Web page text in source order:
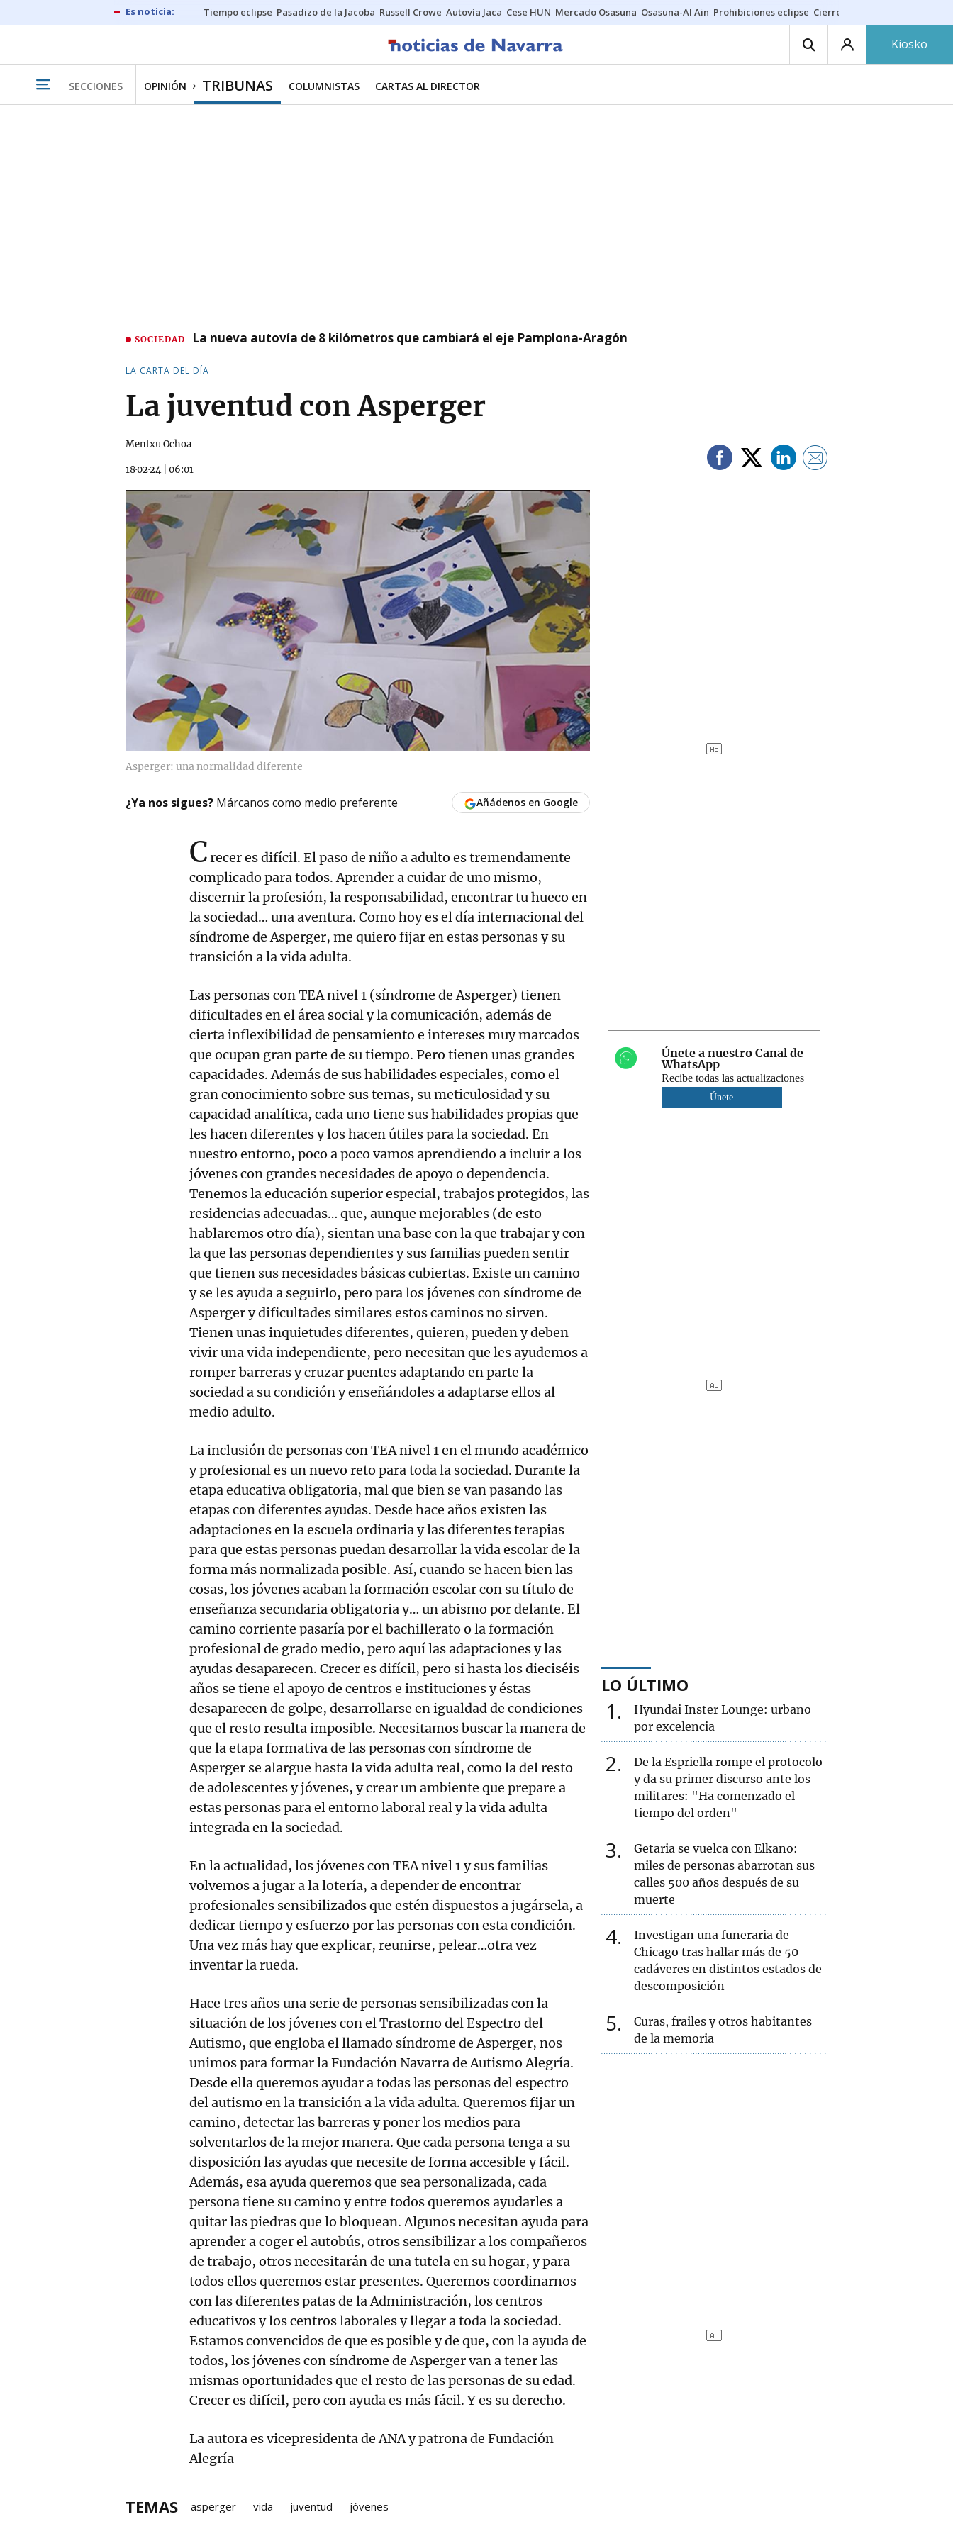
Tiempo eclipse Pasadizo de la Jacoba Russell Crowe Autovía Jaca Cese HUN Mercado Osasuna Osasuna-Al Ain Prohibiciones eclipse Cierre cosmética
Kiosko
SECCIONES OPINIÓN TRIBUNAS COLUMNISTAS CARTAS AL DIRECTOR
SOCIEDAD La nueva autovía de 8 kilómetros que cambiará el eje Pamplona-Aragón
LA CARTA DEL DÍA
La juventud con Asperger
Mentxu Ochoa
18·02·24 06:01
Asperger: una normalidad diferente
¿Ya nos sigues? Márcanos como medio preferente Añádenos en Google
Crecer es difícil. El paso de niño a adulto es tremendamente
complicado para todos. Aprender a cuidar de uno mismo,
discernir la profesión, la responsabilidad, encontrar tu hueco en
la sociedad… una aventura. Como hoy es el día internacional del
síndrome de Asperger, me quiero fijar en estas personas y su
transición a la vida adulta.
Las personas con TEA nivel 1 (síndrome de Asperger) tienen
dificultades en el área social y la comunicación, además de
cierta inflexibilidad de pensamiento e intereses muy marcados
que ocupan gran parte de su tiempo. Pero tienen unas grandes
capacidades. Además de sus habilidades especiales, como el
gran conocimiento sobre sus temas, su meticulosidad y su
capacidad analítica, cada uno tiene sus habilidades propias que
les hacen diferentes y los hacen útiles para la sociedad. En
nuestro entorno, poco a poco vamos aprendiendo a incluir a los
jóvenes con grandes necesidades de apoyo o dependencia.
Tenemos la educación superior especial, trabajos protegidos, las
residencias adecuadas… que, aunque mejorables (de esto
hablaremos otro día), sientan una base con la que trabajar y con
la que las personas dependientes y sus familias pueden sentir
que tienen sus necesidades básicas cubiertas. Existe un camino
y se les ayuda a seguirlo, pero para los jóvenes con síndrome de
Asperger y dificultades similares estos caminos no sirven.
Tienen unas inquietudes diferentes, quieren, pueden y deben
vivir una vida independiente, pero necesitan que les ayudemos a
romper barreras y cruzar puentes adaptando en parte la
sociedad a su condición y enseñándoles a adaptarse ellos al
medio adulto.
La inclusión de personas con TEA nivel 1 en el mundo académico
y profesional es un nuevo reto para toda la sociedad. Durante la
etapa educativa obligatoria, mal que bien se van pasando las
etapas con diferentes ayudas. Desde hace años existen las
adaptaciones en la escuela ordinaria y las diferentes terapias
para que estas personas puedan desarrollar la vida escolar de la
forma más normalizada posible. Así, cuando se hacen bien las
cosas, los jóvenes acaban la formación escolar con su título de
enseñanza secundaria obligatoria y… un abismo por delante. El
camino corriente pasaría por el bachillerato o la formación
profesional de grado medio, pero aquí las adaptaciones y las
ayudas desaparecen. Crecer es difícil, pero si hasta los dieciséis
años se tiene el apoyo de centros e instituciones y éstas
desaparecen de golpe, desarrollarse en igualdad de condiciones
que el resto resulta imposible. Necesitamos buscar la manera de
que la etapa formativa de las personas con síndrome de
Asperger se alargue hasta la vida adulta real, como la del resto
de adolescentes y jóvenes, y crear un ambiente que prepare a
estas personas para el entorno laboral real y la vida adulta
integrada en la sociedad.
En la actualidad, los jóvenes con TEA nivel 1 y sus familias
volvemos a jugar a la lotería, a depender de encontrar
profesionales sensibilizados que estén dispuestos a jugársela, a
dedicar tiempo y esfuerzo por las personas con esta condición.
Una vez más hay que explicar, reunirse, pelear…otra vez
inventar la rueda.
Hace tres años una serie de personas sensibilizadas con la
situación de los jóvenes con el Trastorno del Espectro del
Autismo, que engloba el llamado síndrome de Asperger, nos
unimos para formar la Fundación Navarra de Autismo Alegría.
Desde ella queremos ayudar a todas las personas del espectro
del autismo en la transición a la vida adulta. Queremos fijar un
camino, detectar las barreras y poner los medios para
solventarlos de la mejor manera. Que cada persona tenga a su
disposición las ayudas que necesite de forma accesible y fácil.
Además, esa ayuda queremos que sea personalizada, cada
persona tiene su camino y entre todos queremos ayudarles a
quitar las piedras que lo bloquean. Algunos necesitan ayuda para
aprender a coger el autobús, otros sensibilizar a los compañeros
de trabajo, otros necesitarán de una tutela en su hogar, y para
todos ellos queremos estar presentes. Queremos coordinarnos
con las diferentes patas de la Administración, los centros
educativos y los centros laborales y llegar a toda la sociedad.
Estamos convencidos de que es posible y de que, con la ayuda de
todos, los jóvenes con síndrome de Asperger van a tener las
mismas oportunidades que el resto de las personas de su edad.
Crecer es difícil, pero con ayuda es más fácil. Y es su derecho.
La autora es vicepresidenta de ANA y patrona de Fundación
Alegría
TEMAS asperger vida juventud jóvenes
Únete a nuestro Canal de
WhatsApp
Recibe todas las actualizaciones
Únete
LO ÚLTIMO
1
Hyundai Inster Lounge: urbano
por excelencia
2
De la Espriella rompe el protocolo
y da su primer discurso ante los
militares: "Ha comenzado el
tiempo del orden"
3
Getaria se vuelca con Elkano:
miles de personas abarrotan sus
calles 500 años después de su
muerte
4
Investigan una funeraria de
Chicago tras hallar más de 50
cadáveres en distintos estados de
descomposición
5
Curas, frailes y otros habitantes
de la memoria